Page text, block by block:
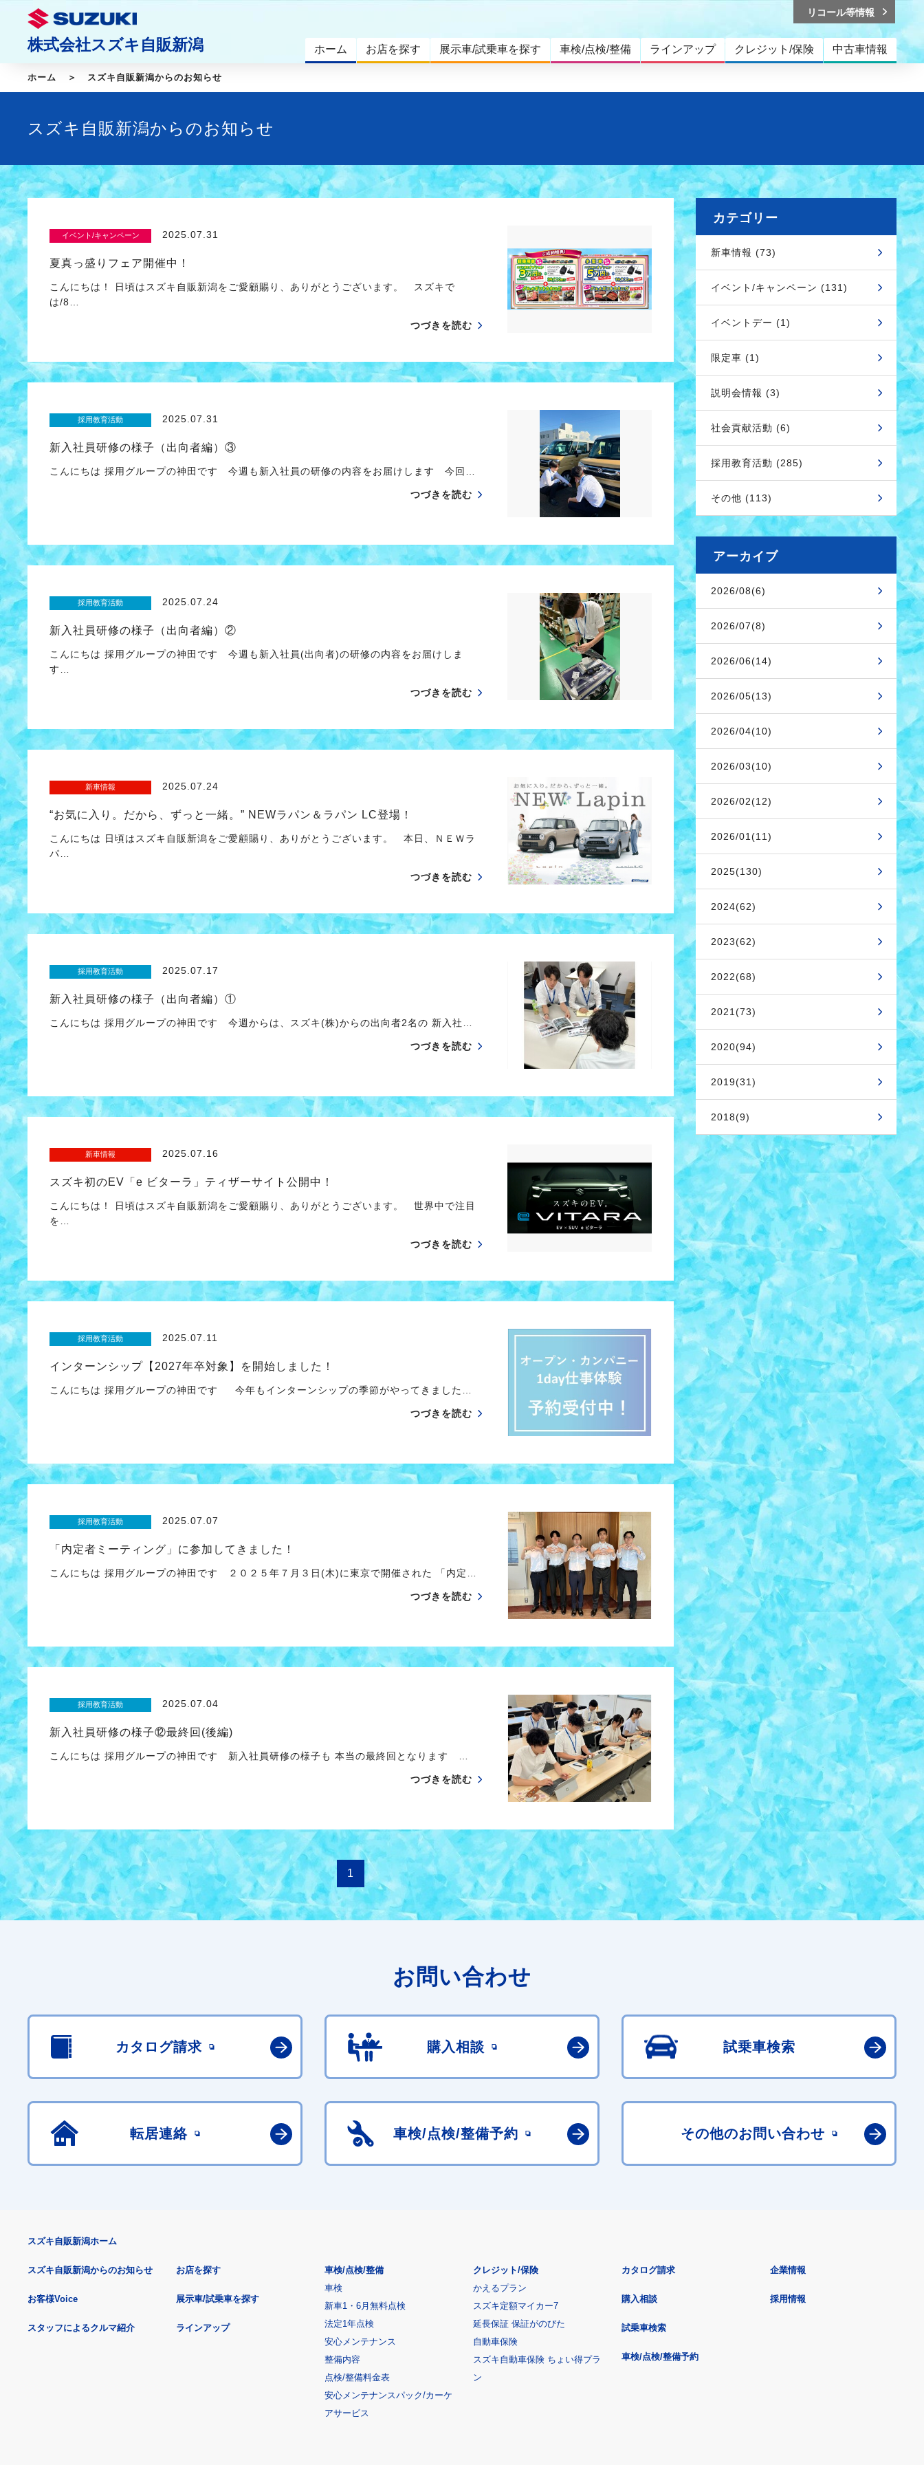
株式会社スズキ自販新潟 ホーム お店を探す 展示車/試乗車を探す 車検/点検/整備 ラインアップ クレジット/保険 中古車情報
リコール等情報
ホーム スズキ自販新潟からのお知らせ
スズキ自販新潟からのお知らせ
イベント/キャンペーン 2025.07.31
夏真っ盛りフェア開催中！
こんにちは！ 日頃はスズキ自販新潟をご愛顧賜り、ありがとうございます。 スズキで
は/8…
つづきを読む
採用教育活動 2025.07.31
新入社員研修の様子（出向者編）③
こんにちは 採用グループの神田です 今週も新入社員の研修の内容をお届けします 今回…
つづきを読む
採用教育活動 2025.07.24
新入社員研修の様子（出向者編）②
こんにちは 採用グループの神田です 今週も新入社員(出向者)の研修の内容をお届けしま
す…
つづきを読む
新車情報 2025.07.24
“お気に入り。だから、ずっと一緒。” NEWラパン＆ラパン LC登場！
こんにちは 日頃はスズキ自販新潟をご愛顧賜り、ありがとうございます。 本日、ＮＥＷラ
パ…
つづきを読む
採用教育活動 2025.07.17
新入社員研修の様子（出向者編）①
こんにちは 採用グループの神田です 今週からは、スズキ(株)からの出向者2名の 新入社…
つづきを読む
新車情報 2025.07.16
スズキ初のEV「e ビターラ」ティザーサイト公開中！
こんにちは！ 日頃はスズキ自販新潟をご愛顧賜り、ありがとうございます。 世界中で注目
を…
つづきを読む
採用教育活動 2025.07.11
インターンシップ【2027年卒対象】を開始しました！
こんにちは 採用グループの神田です 今年もインターンシップの季節がやってきました…
つづきを読む
採用教育活動 2025.07.07
「内定者ミーティング」に参加してきました！
こんにちは 採用グループの神田です ２０２５年７月３日(木)に東京で開催された 「内定…
つづきを読む
採用教育活動 2025.07.04
新入社員研修の様子⑫最終回(後編)
こんにちは 採用グループの神田です 新入社員研修の様子も 本当の最終回となります …
つづきを読む
1
カテゴリー
新車情報 (73)
イベント/キャンペーン (131)
イベントデー (1)
限定車 (1)
説明会情報 (3)
社会貢献活動 (6)
採用教育活動 (285)
その他 (113)
アーカイブ
2026/08(6)
2026/07(8)
2026/06(14)
2026/05(13)
2026/04(10)
2026/03(10)
2026/02(12)
2026/01(11)
2025(130)
2024(62)
2023(62)
2022(68)
2021(73)
2020(94)
2019(31)
2018(9)
お問い合わせ
カタログ請求 購入相談 試乗車検索
転居連絡 車検/点検/整備予約 その他のお問い合わせ
スズキ自販新潟ホーム
スズキ自販新潟からのお知らせ
お客様Voice
スタッフによるクルマ紹介
お店を探す
展示車/試乗車を探す
ラインアップ
車検/点検/整備
車検
新車1・6月無料点検
法定1年点検
安心メンテナンス
整備内容
点検/整備料金表
安心メンテナンスパック/カーケ
アサービス
クレジット/保険
かえるプラン
スズキ定額マイカー7
延長保証 保証がのびた
自動車保険
スズキ自動車保険 ちょい得プラ
ン
カタログ請求
購入相談
試乗車検索
車検/点検/整備予約
企業情報
採用情報